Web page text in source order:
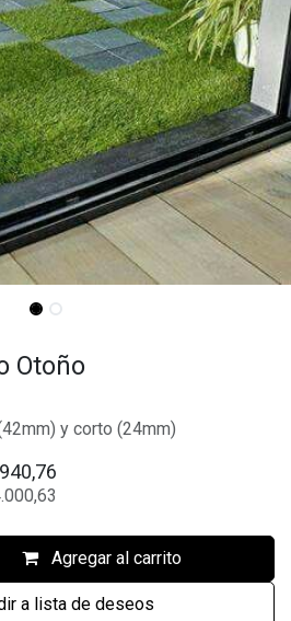
Otoño
y corto (24mm)
Agregar al carrito
a lista de deseos